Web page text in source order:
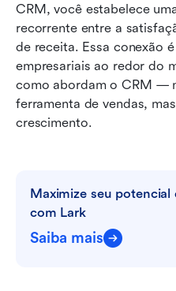
CRM, você estabelece
recorrente entre a
de receita. Essa conexão
empresariais ao redor do
como abordam o CRM —
ferramenta de vendas,
crescimento.
Maximize seu
com Lark
Saiba mais